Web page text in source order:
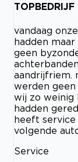
TOPBEDRIJF
vandaag
hadden
geen
aandrijfriem.
werden
wij zo weinig
hadden
heeft service
volgende
Service